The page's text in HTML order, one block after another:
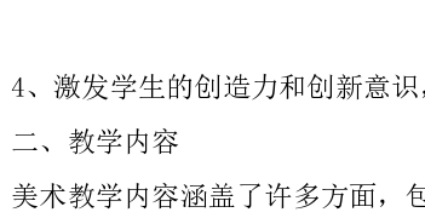
3、人物肖像画的描绘和构图
的兴趣和需求，具体如下：